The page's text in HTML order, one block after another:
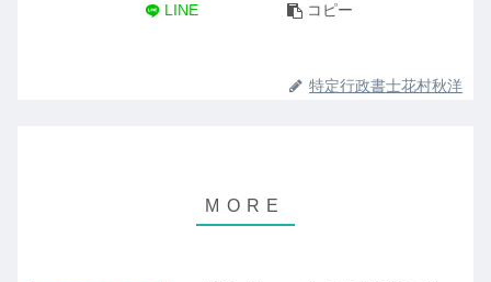
LINE コピー
特定行政書士花村秋洋